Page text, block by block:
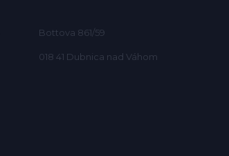
Bottova 861/59
018 41 Dubnica nad Váhom